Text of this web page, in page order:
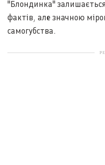
"Блондинка"
фактів, але значною
самогубства.